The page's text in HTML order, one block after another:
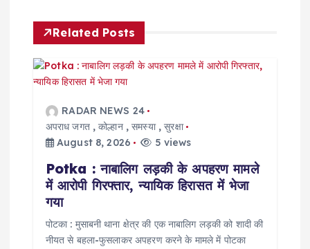
a
v
Related Posts
RADAR NEWS 24
अपराध जगत,कोल्हान,समस्या,सुरक्षा
August 8, 2026
5 views
Potka : नाबालिग लड़की के अपहरण मामले
में आरोपी गिरफ्तार, न्यायिक हिरासत में भेजा
गया
पोटका : मुसाबनी थाना क्षेत्र की एक नाबालिग लड़की को शादी की
नीयत से बहला-फुसलाकर अपहरण करने के मामले में पोटका